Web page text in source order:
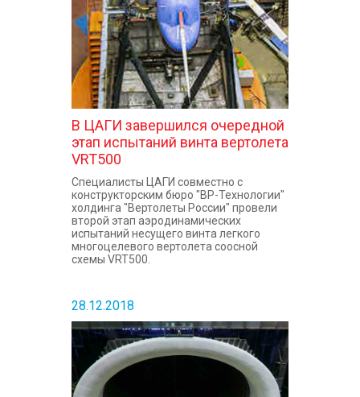
В ЦАГИ завершился очередной
этап испытаний винта вертолета
VRT500
Специалисты ЦАГИ совместно с
конструкторским бюро "ВР-Технологии"
холдинга "Вертолеты России" провели
второй этап аэродинамических
испытаний несущего винта легкого
многоцелевого вертолета соосной
схемы VRT500.
28.12.2018